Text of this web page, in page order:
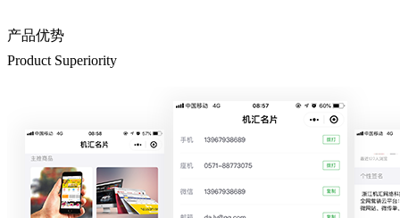
产品优势
Product Superiority